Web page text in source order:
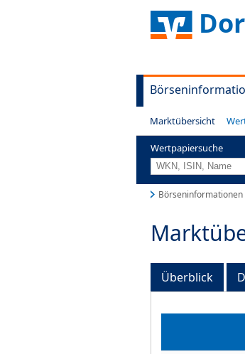
Marktübersicht
Wertpapiersuche
Börseninformationen
Überblick